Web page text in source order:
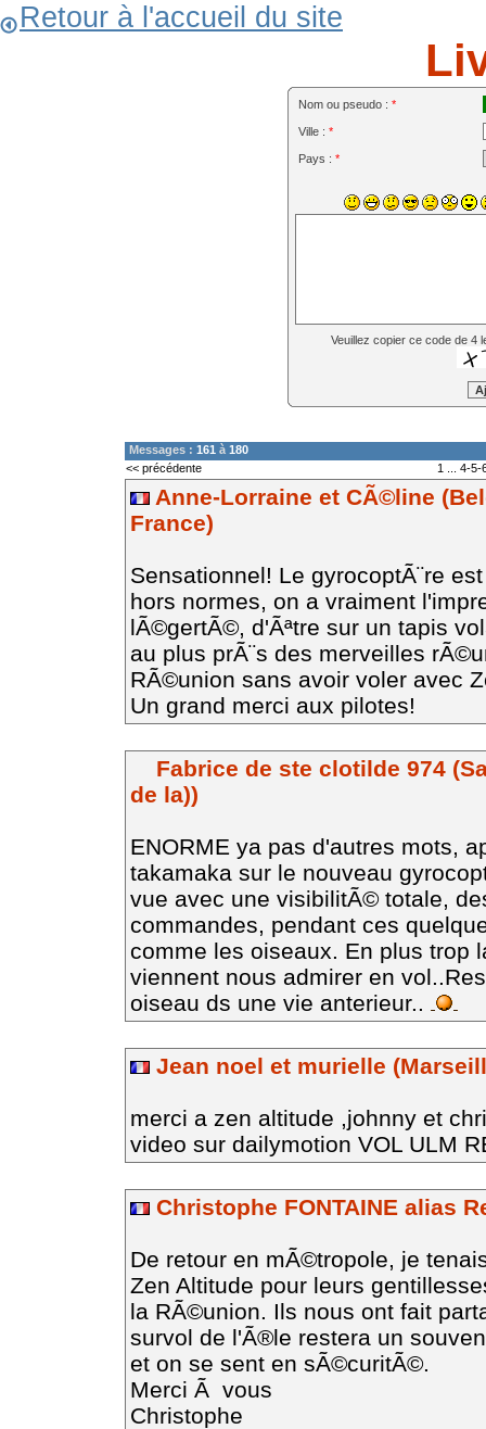
Retour à l'accueil du site
Nom ou pseudo : *
Ville : *
Pays : *
Veuillez copier ce code de 4
Messages : 161 à 180
<< précédente
1 4-5-
Anne-Lorraine et CÃ©line
France)
Sensationnel! Le gyrocoptÃ¨re
hors normes, on a vraiment
lÃ©gertÃ©, d'Ãªtre sur un tapis
au plus prÃ¨s des merveilles
RÃ©union sans avoir voler avec
Un grand merci aux pilotes!
Fabrice de ste clotilde 974
de la))
ENORME ya pas d'autres mots,
takamaka sur le nouveau
vue avec une visibilitÃ© totale,
commandes, pendant ces
comme les oiseaux. En plus trop
viennent nous admirer en
oiseau ds une vie anterieur..
Jean noel et murielle
merci a zen altitude ,johnny et
video sur dailymotion VOL ULM
Christophe FONTAINE alias
De retour en mÃ©tropole, je
Zen Altitude pour leurs
la RÃ©union. Ils nous ont fait
survol de l'Ã®le restera un
et on se sent en sÃ©curitÃ©.
Merci Ã vous
Christophe